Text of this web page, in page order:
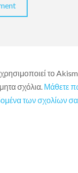
το
σχόλια. Μάθετε
των σχολίων